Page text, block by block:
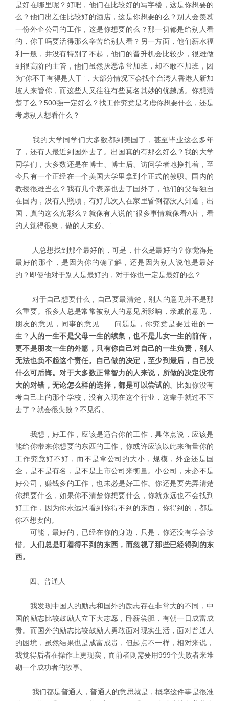
是好在哪里呢？好吧，他们在比较好的写字楼，这是你想要的
么？他们出差住比较好的酒店，这是你想要的么？别人会羡慕
一份外企公司的工作，这是你想要的么？那一切都是给别人看
的，你干吗要活得那么辛苦给别人看？另一方面，他们薪水福
利一般，并没有特别了不起，他们的晋升机会比较少，很难做
到很高阶的主管，他们虽然厌恶常常加班，却不敢不加班，因
为“你不干有得是人干”，大部分情况下会找个台湾人香港人新加
坡人来管你，而这些人又往往有些莫名其妙的优越感。你想清
楚了么？500强一定好么？找工作究竟是考虑你想要什么，还是
考虑别人想看什么？
我的大学同学们大多数都到美国了，甚至毕业这么多年
了，还有人最近到国外去了。出国真的有那么好么？我的大学
同学们，大多数还是在博士、博士后、访问学者地挣扎着，至
今只有一个正经在一个美国大学里拿到个正式的教职。国内的
教授很难当么？我有几个表亲也去了国外了，他们的父母独自
在国内，没有人照顾，有好几次人在家里昏倒都没人知道，出
国，真的这么光彩么？就像有人说的“很多事情就像看A片，看
的人觉得很爽，做的人未必。”
人总想找到那个最好的，可是，什么是最好的？你觉得是
最好的那个，是因为你的确了解，还是因为别人说他是最好
的？即使他对于别人是最好的，对于你也一定是最好的么？
对于自己想要什么，自己要最清楚，别人的意见并不是那
么重要。很多人总是常常被别人的意见所影响，亲戚的意见，
朋友的意见，同事的意见……问题是，你究竟是要过谁的一
生？ 人的一生不是父母一生的续集，也不是儿女一生的前传，
更不是朋友一生的外篇，只有你自己对自己的一生负责，别人
无法也负不起这个责任。自己做的决定，至少到最后，自己没
什么可后悔。 对于大多数正常智力的人来说，所做的决定没有
大的对错，无论怎么样的选择，都是可以尝试的。 比如你没有
考自己上的那个学校，没有入现在这个行业，这辈子就过不下
去了？就会很失败？不见得。
我想，好工作，应该是适合你的工作，具体点说，应该是
能给你带来你想要的东西的工作，你或许应该以此来衡量你的
工作究竟好不好，而不是拿公司的大小，规模，外企还是国
企，是不是有名，是不是上市公司来衡量。小公司，未必不是
好公司，赚钱多的工作，也未必是好工作。你还是要先弄清楚
你想要什么，如果你不清楚你想要什么，你就永远也不会找到
好工作，因为你永远只看到你得不到的东西，你得到的，都是
你不想要的。
可能，最好的，已经在你的身边，只是，你还没有学会珍
惜。
人们总是盯着得不到的东西，而忽视了那些已经得到的东
西。
四、普通人
我发现中国人的励志和国外的励志存在非常大的不同，中
国的励志比较鼓励人立下大志愿，卧薪尝胆，有朝一日成富成
贵。而国外的励志比较鼓励人勇敢面对现实生活，面对普通人
的困境，虽然结果也是成富成贵，但起点不一样，相对来说，
我觉得后者在操作上更现实，而前者则需要用999个失败者来堆
砌一个成功者的故事。
我们都是普通人，普通人的意思就是，概率这件事是很准